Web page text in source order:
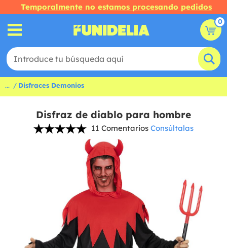
Temporalmente no estamos procesando pedidos
0
... Disfraces Demonios
Disfraz de diablo para hombre
11 Comentarios Consúltalas